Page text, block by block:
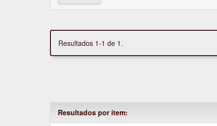
Resultados 1-1 de 1.
Resultados por ítem: